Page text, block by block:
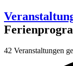
42 Veranstaltungen